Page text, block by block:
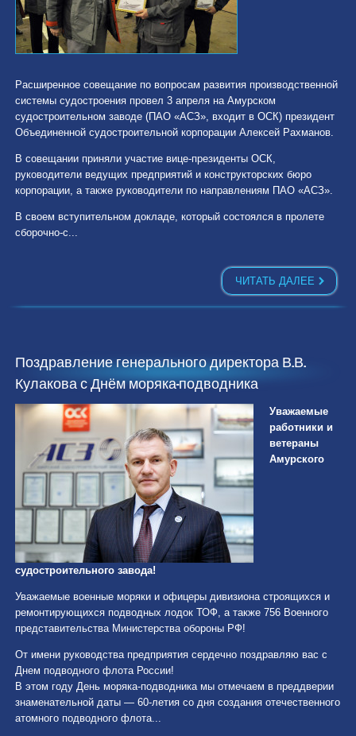
Расширенное совещание по вопросам развития производственной
системы судостроения провел 3 апреля на Амурском
судостроительном заводе (ПАО «АСЗ», входит в ОСК) президент
Объединенной судостроительной корпорации Алексей Рахманов.
В совещании приняли участие вице-президенты ОСК,
руководители ведущих предприятий и конструкторских бюро
корпорации, а также руководители по направлениям ПАО «АСЗ».
В своем вступительном докладе, который состоялся в пролете
сборочно-с...
ЧИТАТЬ ДАЛЕЕ
Поздравление генерального директора В.В.
Кулакова с Днём моряка-подводника
Уважаемые
работники и
ветераны
Амурского
судостроительного завода!
Уважаемые военные моряки и офицеры дивизиона строящихся и
ремонтирующихся подводных лодок ТОФ, а также 756 Военного
представительства Министерства обороны РФ!
От имени руководства предприятия сердечно поздравляю вас с
Днем подводного флота России!
В этом году День моряка-подводника мы отмечаем в преддверии
знаменательной даты — 60-летия со дня создания отечественного
атомного подводного флота...